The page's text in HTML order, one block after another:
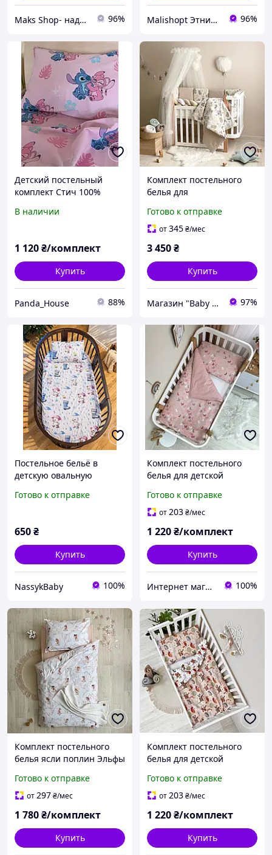
Maks Shop- надежный и перспективный интернет магазин сумок и аксессуаров 96% Malishopt Этническая одежда и головные уборы, все для крещения 96%
Детский постельный
комплект Стич 100%
В наличии
1 120₴/комплект
Купить
Panda_House 88%
Комплект постельного
белья для
night "Мишка з
шариками"
Готово к отправке
от345₴/мес
3 450₴
Купить
Магазин "Baby Comfort" 97%
Постельное бельё в
детскую овальную
Готово к отправке
650₴
Купить
NassykBaby 100%
Комплект постельного
белья для детской
Готово к отправке
от203₴/мес
1 220₴/комплект
Купить
Интернет магазин тканин "Улюблена Постіль" 100%
Комплект постельного
белья ясли поплин Эльфы
Готово к отправке
от297₴/мес
1 780₴/комплект
Купить
Комплект постельного
белья для детской
музыканты
Готово к отправке
от203₴/мес
1 220₴/комплект
Купить